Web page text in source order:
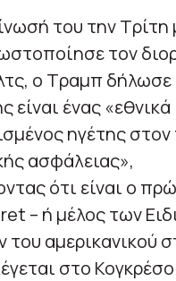
του την Τρίτη
τον
ο Τραμπ δήλωσε
είναι ένας «εθνικά
ηγέτης στον
ασφάλειας»,
ότι είναι ο
– ή μέλος των
του αμερικανικού
στο Κογκρέσο